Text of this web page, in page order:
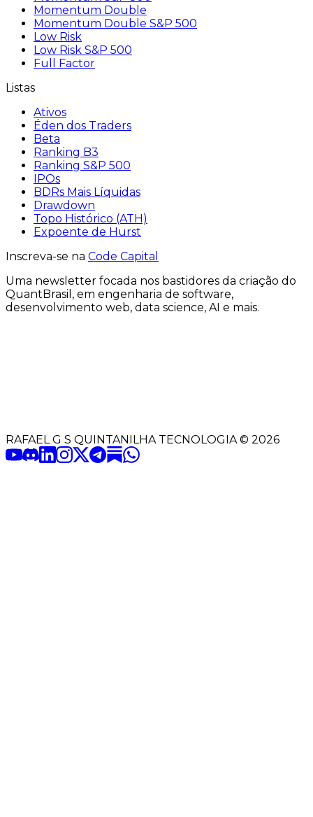
Momentum Double
Momentum Double S&P 500
Low Risk
Low Risk S&P 500
Full Factor
Listas
Ativos
Éden dos Traders
Beta
Ranking B3
Ranking S&P 500
IPOs
BDRs Mais Líquidas
Drawdown
Topo Histórico (ATH)
Expoente de Hurst
Inscreva-se na Code Capital
Uma newsletter focada nos bastidores da criação do
QuantBrasil , em engenharia de software,
desenvolvimento web, data science, AI e mais.
RAFAEL G S QUINTANILHA TECNOLOGIA© 2026